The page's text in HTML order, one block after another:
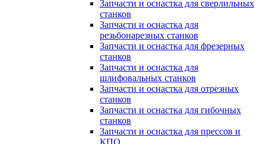
Запчасти и оснастка для сверлильных
станков
Запчасти и оснастка для
резьбонарезных станков
Запчасти и оснастка для фрезерных
станков
Запчасти и оснастка для
шлифовальных станков
Запчасти и оснастка для отрезных
станков
Запчасти и оснастка для гибочных
станков
Запчасти и оснастка для прессов и
КПО